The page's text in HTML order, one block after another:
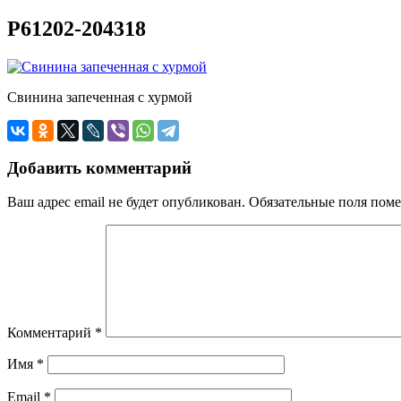
P61202-204318
Свинина запеченная с хурмой
Добавить комментарий
Ваш адрес email не будет опубликован. Обязательные поля
Комментарий *
Имя *
Email *